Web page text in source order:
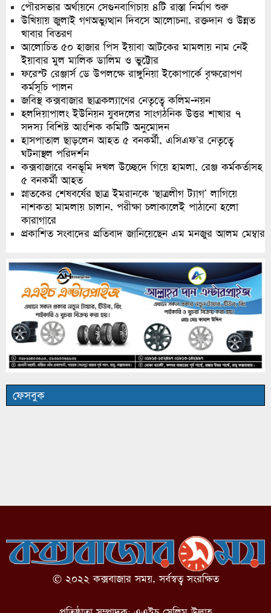
পৌরসভার অর্থায়নে সেগুনবাগিচায় ৪টি রাস্তা নির্মাণ শুরু
উখিয়ায় জুলাই গণঅভ্যুত্থান দিবসে আলোচনা, রক্তদান ও উন্নত
খাবার বিতরণ
আলোচিত ৫০ হাজার পিস ইয়াবা আটকের মামলায় নাম নেই
ইয়াবার মুল মালিক ডালিম ও ভুট্টোর
ফরেস্ট রেঞ্জার্স ডে উপলক্ষে রাঙ্গুনিয়া ইকোপার্কে বৃক্ষরোপণ
কর্মসূচি পালন
জবিস্থ কক্সবাজার ছাত্রকল্যাণের নেতৃত্বে কলিম-নয়ন
হলদিয়াপালং ইউনিয়ন যুবদলের সাংগঠনিক উত্তর শাখার ৭
সদস্য বিশিষ্ট আংশিক কমিটি অনুমোদন
হাসপাতাল ছাড়লেন আহত ৫ বনকর্মী, এসিএফ’র নেতৃত্বে
ঘটনাস্থল পরিদর্শন
কক্সবাজারে বনভূমি দখল উচ্ছেদে গিয়ে হামলা, রেঞ্জ কর্মকর্তাসহ
৫ বনকর্মী আহত
স্নাতকের শেষবর্ষের ছাত্র ইমরানকে ‘ছাত্রলীগ ট্যাগ’ লাগিয়ে
নাশকতা মামলায় চালান, পরীক্ষা চলাকালেই পাঠানো হলো
কারাগারে
প্রকাশিত সংবাদের প্রতিবাদ জানিয়েছেন এম মনজুর আলম মেম্বার
ফেসবুক
© ২০২২ কক্সবাজার সময়, সর্বস্বত্ব সংরক্ষিত